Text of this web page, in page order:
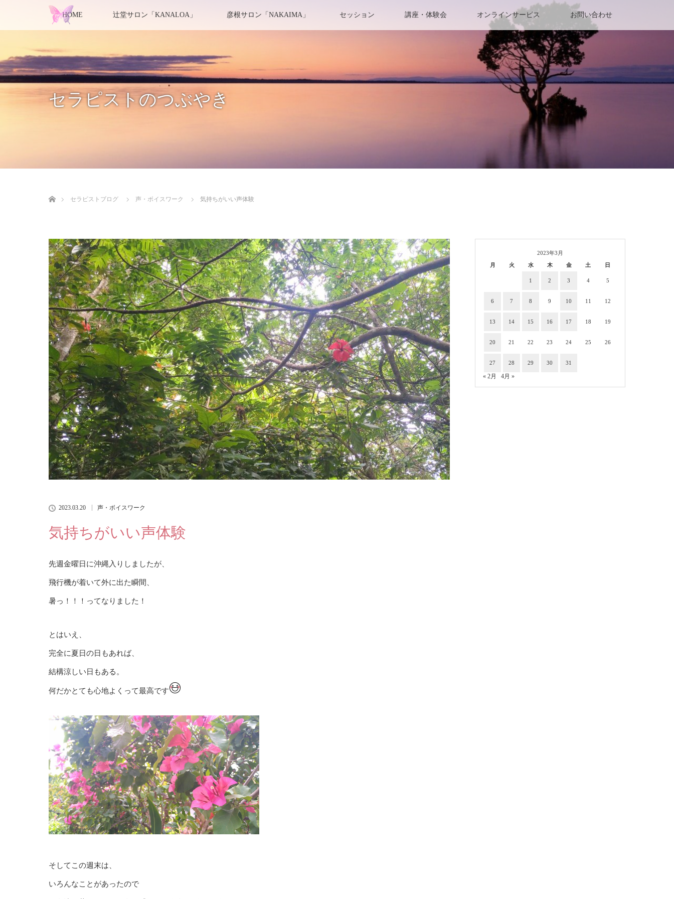
HOME 辻堂サロン「KANALOA」 彦根サロン「NAKAIMA」 セッション 講座・体験会 オンラインサービス お問い合わせ
セラピストのつぶやき
セラピストブログ
声・ボイスワーク 気持ちがいい声体験
2023.03.20 声・ボイスワーク
気持ちがいい声体験
先週金曜日に沖縄入りしましたが、
飛行機が着いて外に出た瞬間、
暑っ！！！ってなりました！
とはいえ、
完全に夏日の日もあれば、
結構涼しい日もある。
何だかとても心地よくって最高です
そしてこの週末は、
いろんなことがあったので
2023年3月
月
火 水 木 金 土 日
1 2 3 4 5
6 7 8 9 10 11 12
13 14 15 16 17 18 19
20 21 22 23 24 25 26
27 28 29 30 31
« 2月 4月 »